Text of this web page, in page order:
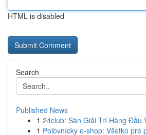
HTML is disabled
Search
Published News
1 24club: Sàn Giải Trí Hàng Đầu
1 Poľovnícky e-shop: Všetko pre